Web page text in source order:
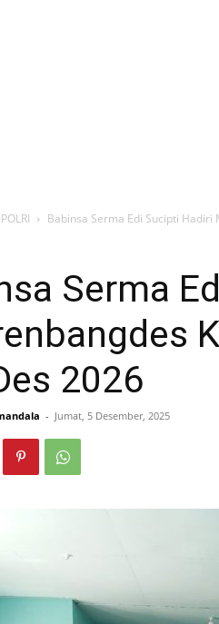
Babinsa Serma Edi Sucipti Hadiri
Serma
2026
- Jumat, 5 Desember, 2025